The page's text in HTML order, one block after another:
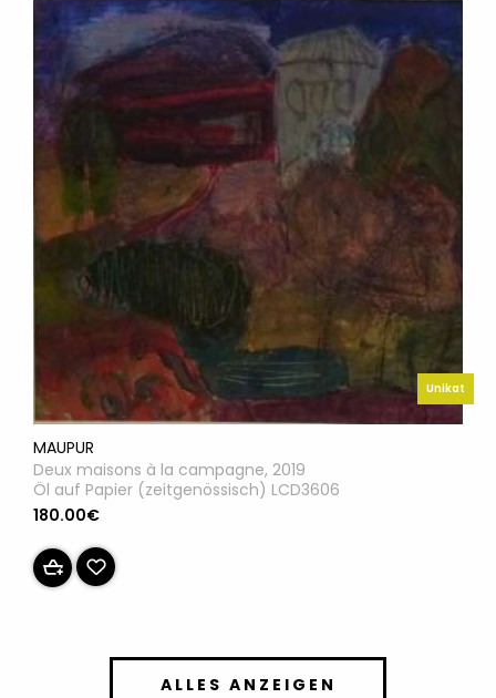
Unikat
MAUPUR
Deux maisons à la campagne, 2019
Öl auf Papier (zeitgenössisch) LCD3606
180.00€
ALLES ANZEIGEN